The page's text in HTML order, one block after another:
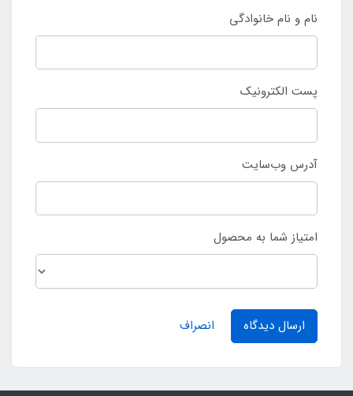
نام و نام خانوادگی
پست الکترونیک
آدرس وب‌سایت
امتیاز شما به محصول
ارسال دیدگاه انصراف